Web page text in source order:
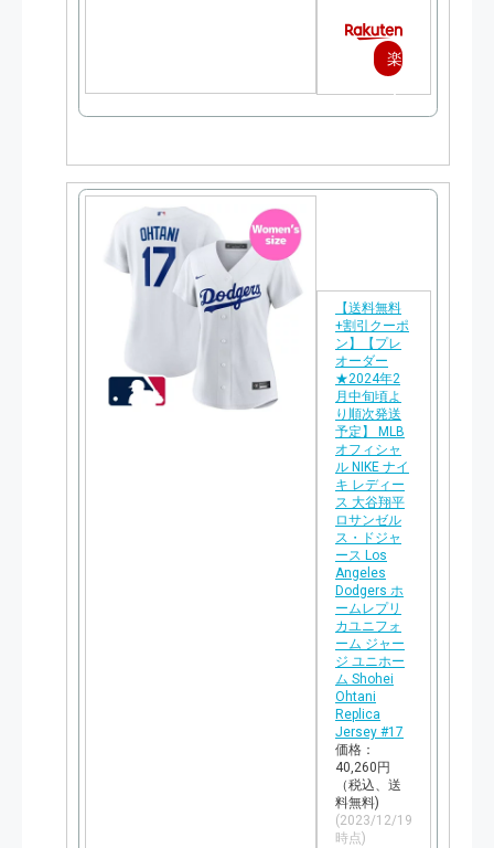
楽
天
購
【送料無料
+割引クーポ
ン】【プレ
オーダー
★2024年2
月中旬頃よ
り順次発送
予定】 MLB
オフィシャ
ル NIKE ナイ
キ レディー
ス 大谷翔平
ロサンゼル
ス・ドジャ
ース Los
Angeles
Dodgers ホ
ームレプリ
カユニフォ
ーム ジャー
ジ ユニホー
ム Shohei
Ohtani
Replica
Jersey #17
価格：
40,260円
（税込、送
料無料)
(2023/12/19
時点)